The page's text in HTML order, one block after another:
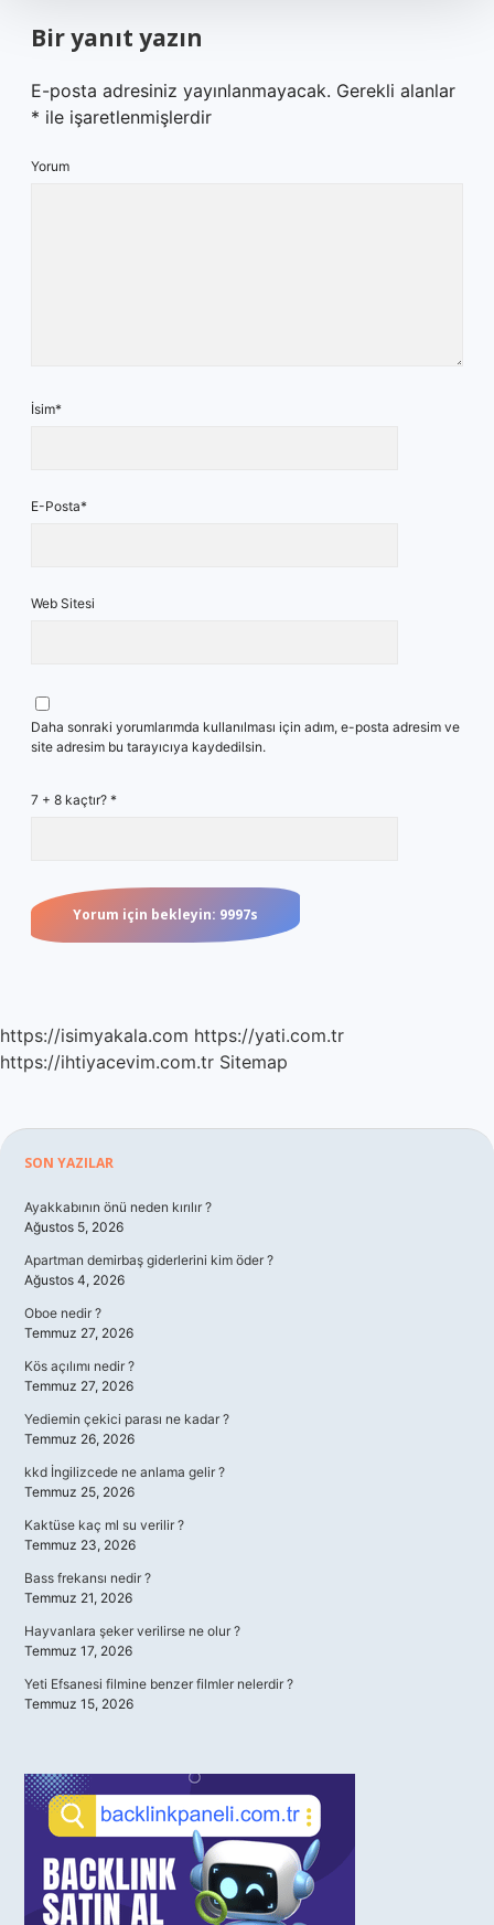
Bir yanıt yazın
E-posta adresiniz yayınlanmayacak. Gerekli alanlar
* ile işaretlenmişlerdir
Yorum
İsim*
E-Posta*
Web Sitesi
Daha sonraki yorumlarımda kullanılması için adım, e-posta adresim ve
site adresim bu tarayıcıya kaydedilsin.
7 + 8 kaçtır? *
https://isimyakala.com https://yati.com.tr
https://ihtiyacevim.com.tr Sitemap
Sidebar
SON YAZILAR
Ayakkabının önü neden kırılır ?
Ağustos 5, 2026
Apartman demirbaş giderlerini kim öder ?
Ağustos 4, 2026
Oboe nedir ?
Temmuz 27, 2026
Kös açılımı nedir ?
Temmuz 27, 2026
Yediemin çekici parası ne kadar ?
Temmuz 26, 2026
kkd İngilizcede ne anlama gelir ?
Temmuz 25, 2026
Kaktüse kaç ml su verilir ?
Temmuz 23, 2026
Bass frekansı nedir ?
Temmuz 21, 2026
Hayvanlara şeker verilirse ne olur ?
Temmuz 17, 2026
Yeti Efsanesi filmine benzer filmler nelerdir ?
Temmuz 15, 2026